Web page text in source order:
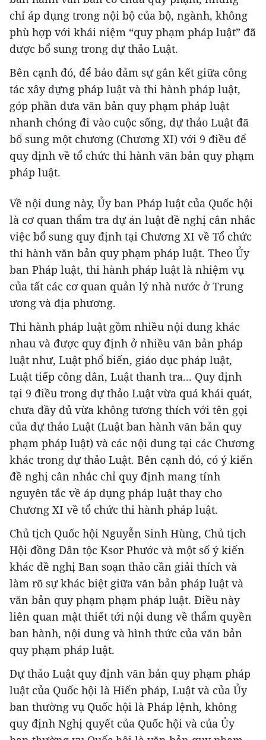
chỉ áp dụng trong nội bộ của bộ, ngành, không
phù hợp với khái niệm “quy phạm pháp luật” đã
được bổ sung trong dự thảo Luật.
Bên cạnh đó, để bảo đảm sự gắn kết giữa công
tác xây dựng pháp luật và thi hành pháp luật,
góp phần đưa văn bản quy phạm pháp luật
nhanh chóng đi vào cuộc sống, dự thảo Luật đã
bổ sung một chương (Chương XI) với 9 điều để
quy định về tổ chức thi hành văn bản quy phạm
pháp luật.
Về nội dung này, Ủy ban Pháp luật của Quốc hội
là cơ quan thẩm tra dự án luật đề nghị cân nhắc
việc bổ sung quy định tại Chương XI về Tổ chức
thi hành văn bản quy phạm pháp luật. Theo Ủy
ban Pháp luật, thi hành pháp luật là nhiệm vụ
của tất các cơ quan quản lý nhà nước ở Trung
ương và địa phương.
Thi hành pháp luật gồm nhiều nội dung khác
nhau và được quy định ở nhiều văn bản pháp
luật như, Luật phổ biến, giáo dục pháp luật,
Luật tiếp công dân, Luật thanh tra... Quy định
tại 9 điều trong dự thảo Luật vừa quá khái quát,
chưa đầy đủ vừa không tương thích với tên gọi
của dự thảo Luật (Luật ban hành văn bản quy
phạm pháp luật) và các nội dung tại các Chương
khác trong dự thảo Luật. Bên cạnh đó, có ý kiến
đề nghị cân nhắc chỉ quy định mang tính
nguyên tắc về áp dụng pháp luật thay cho
Chương XI về tổ chức thi hành pháp luật.
Chủ tịch Quốc hội Nguyễn Sinh Hùng, Chủ tịch
Hội đồng Dân tộc Ksor Phước và một số ý kiến
khác đề nghị Ban soạn thảo cần giải thích và
làm rõ sự khác biệt giữa văn bản pháp luật và
văn bản quy phạm phạm pháp luật. Điều này
liên quan mật thiết tới nội dung về thẩm quyền
ban hành, nội dung và hình thức của văn bản
quy phạm pháp luật.
Dự thảo Luật quy định văn bản quy phạm pháp
luật của Quốc hội là Hiến pháp, Luật và của Ủy
ban thường vụ Quốc hội là Pháp lệnh, không
quy định Nghị quyết của Quốc hội và của Ủy